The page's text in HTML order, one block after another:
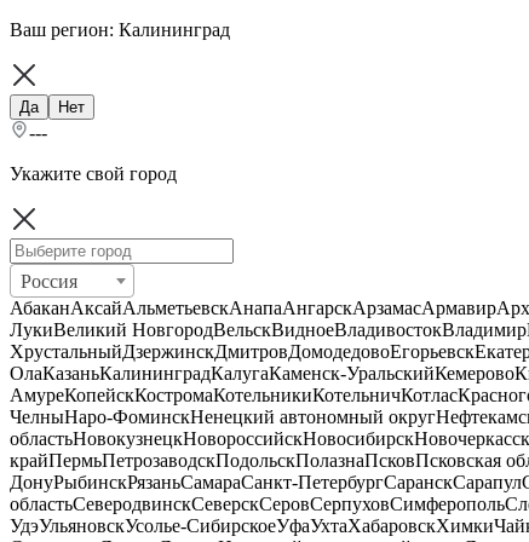
Ваш регион: Калининград
Да Нет
---
Укажите свой город
Россия
АбаканАксайАльметьевскАнапаАнгарскАрзамасАрмавир
ЛукиВеликий НовгородВельскВидноеВладивостокВладимир
ХрустальныйДзержинскДмитровДомодедовоЕгорьевск
ОлаКазаньКалининградКалугаКаменск-УральскийКемерово
АмуреКопейскКостромаКотельникиКотельничКотлас
ЧелныНаро-ФоминскНенецкий автономный округ
областьНовокузнецкНовороссийскНовосибирскНовочеркасск
крайПермьПетрозаводскПодольскПолазнаПсковПсковская
ДонуРыбинскРязаньСамараСанкт-ПетербургСаранскСарапул
областьСеверодвинскСеверскСеровСерпуховСимферополь
УдэУльяновскУсолье-СибирскоеУфаУхтаХабаровскХимки